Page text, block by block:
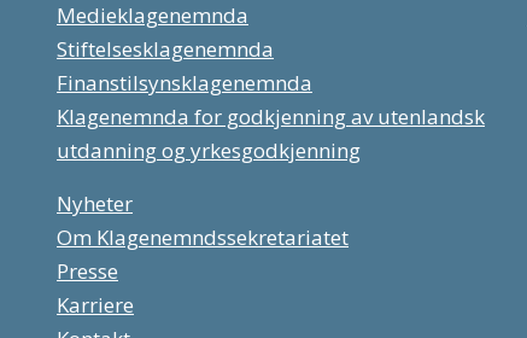
Medieklagenemnda
Stiftelsesklagenemnda
Finanstilsynsklagenemnda
Klagenemnda for godkjenning av utenlandsk
utdanning og yrkesgodkjenning
Nyheter
Om Klagenemndssekretariatet
Presse
Karriere